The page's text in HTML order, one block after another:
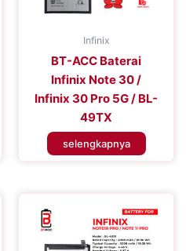
Infinix
BT-ACC Baterai
Infinix Note 30 /
Infinix 30 Pro 5G / BL-
49TX
selengkapnya